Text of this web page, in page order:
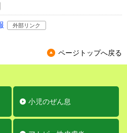
外部リンク
ページトップへ戻る
小児のぜん息